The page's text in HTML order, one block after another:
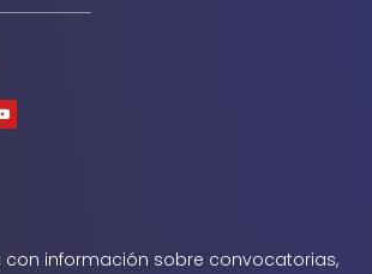
con información sobre convocatorias,